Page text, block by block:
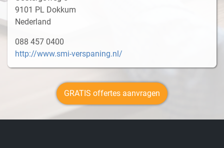
9101 PL Dokkum
Nederland
088 457 0400
http://www.smi-verspaning.nl/
GRATIS offertes aanvragen